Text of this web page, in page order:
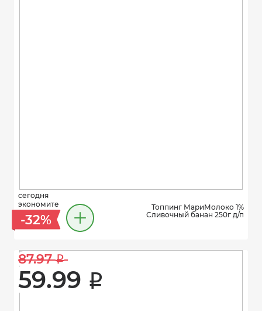
сегодня
экономите
-32%
Топпинг МариМолоко 1%
Сливочный банан 250г д/п
87.97 i
59.99 i